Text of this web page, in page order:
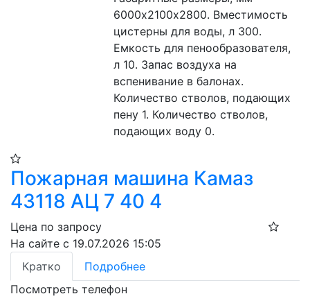
6000х2100х2800. Вместимость
цистерны для воды, л 300.
Емкость для пенообразователя,
л 10. Запас воздуха на
вспенивание в балонах.
Количество стволов, подающих
пену 1. Количество стволов,
подающих воду 0.
Пожарная машина Камаз
43118 АЦ 7 40 4
Цена по запросу
На сайте с 19.07.2026 15:05
Кратко
Подробнее
Посмотреть телефон